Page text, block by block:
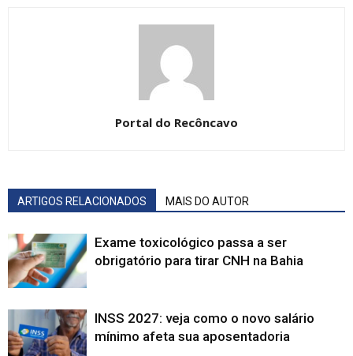
Portal do Recôncavo
ARTIGOS RELACIONADOS MAIS DO AUTOR
Exame toxicológico passa a ser
obrigatório para tirar CNH na Bahia
INSS 2027: veja como o novo salário
mínimo afeta sua aposentadoria